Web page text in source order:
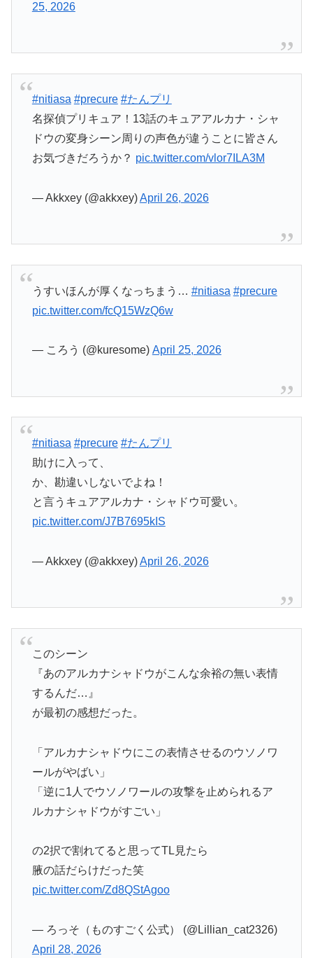
25, 2026
#nitiasa #precure #たんプリ
名探偵プリキュア！13話のキュアアルカナ・シャ
ドウの変身シーン周りの声色が違うことに皆さん
お気づきだろうか？ pic.twitter.com/vlor7ILA3M
— Akkxey (@akkxey)April 26, 2026
うすいほんが厚くなっちまう… #nitiasa #precure
pic.twitter.com/fcQ15WzQ6w
— ころう (@kuresome) April 25, 2026
#nitiasa #precure #たんプリ
助けに入って、
か、勘違いしないでよね！
と言うキュアアルカナ・シャドウ可愛い。
pic.twitter.com/J7B7695kIS
— Akkxey (@akkxey)April 26, 2026
このシーン
『あのアルカナシャドウがこんな余裕の無い表情
するんだ…』
が最初の感想だった。
「アルカナシャドウにこの表情させるのウソノワ
ールがやばい」
「逆に1人でウソノワールの攻撃を止められるア
ルカナシャドウがすごい」
の2択で割れてると思ってTL見たら
腋の話だらけだった笑
pic.twitter.com/Zd8QStAgoo
— ろっそ（ものすごく公式） (@Lillian_cat2326)
April 28, 2026